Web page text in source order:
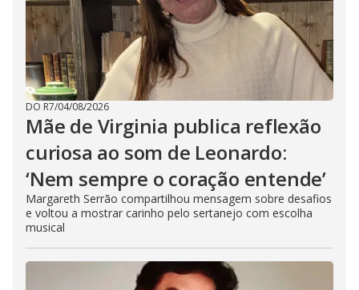
DO R7/04/08/2026
Mãe de Virginia publica reflexão
curiosa ao som de Leonardo:
‘Nem sempre o coração entende’
Margareth Serrão compartilhou mensagem sobre desafios
e voltou a mostrar carinho pelo sertanejo com escolha
musical